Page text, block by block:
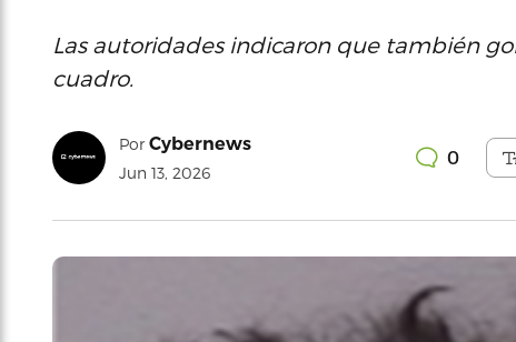
Las autoridades indicaron que también
cuadro.
Por Cybernews
Jun 13, 2026
0